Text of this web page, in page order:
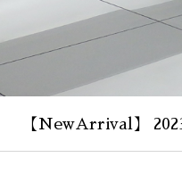
【NewArrival】